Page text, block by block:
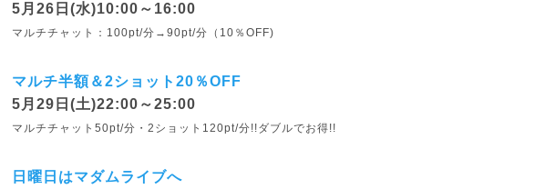
5月26日(水)10:00～16:00
マルチチャット：100pt/分→90pt/分（10％OFF)
マルチ半額＆2ショット20％OFF
5月29日(土)22:00～25:00
マルチチャット50pt/分・2ショット120pt/分!!ダブルでお得!!
日曜日はマダムライブへ